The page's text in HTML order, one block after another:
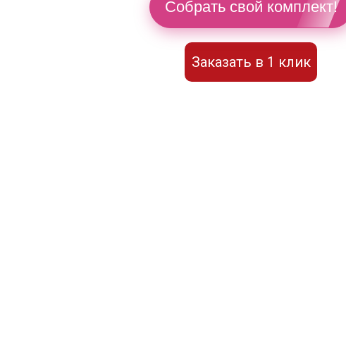
Собрать свой комплект!
Заказать в 1 клик